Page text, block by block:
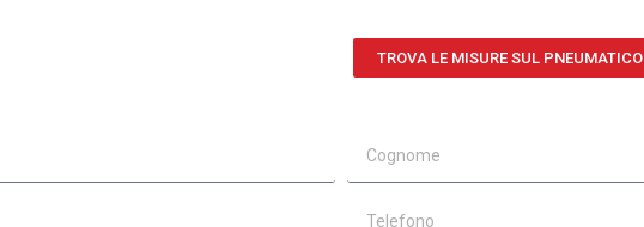
TROVA LE MISURE SUL PNEUMATICO